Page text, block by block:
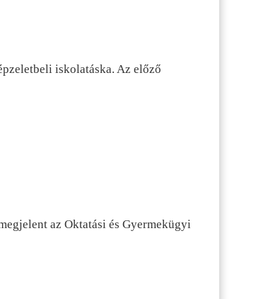
iskolatáska. Az előző
az Oktatási és Gyermekügyi